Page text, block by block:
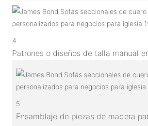
4
Patrones o diseños de talla manual
5
Ensamblaje de piezas de madera